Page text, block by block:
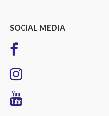
SOCIAL MEDIA